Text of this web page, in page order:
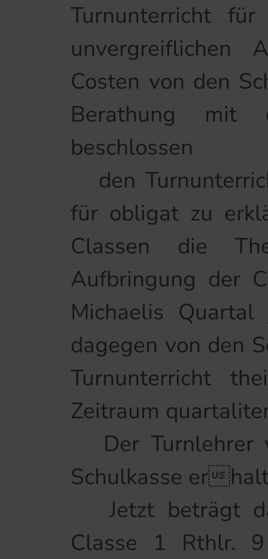
Turnunterricht
unvergreiflichen
Costen von den
Berathung mit
beschlossen
den
für obligat zu
Classen die
Aufbringung der
Michaelis
dagegen von den
Turnunterricht
Zeitraum
Der Turnlehrer
Schulkasse er
Jetzt beträgt
Classe 1 Rthlr.